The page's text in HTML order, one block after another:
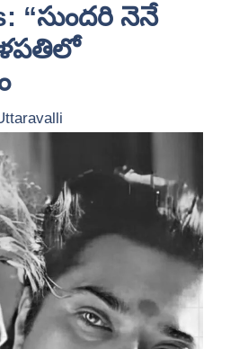
“సుందరి నెనే